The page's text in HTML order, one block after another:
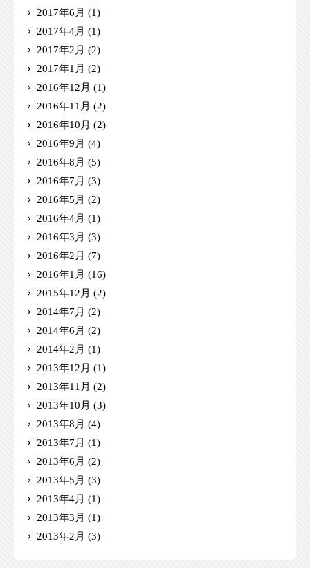
2017年6月 (1)
2017年4月 (1)
2017年2月 (2)
2017年1月 (2)
2016年12月 (1)
2016年11月 (2)
2016年10月 (2)
2016年9月 (4)
2016年8月 (5)
2016年7月 (3)
2016年5月 (2)
2016年4月 (1)
2016年3月 (3)
2016年2月 (7)
2016年1月 (16)
2015年12月 (2)
2014年7月 (2)
2014年6月 (2)
2014年2月 (1)
2013年12月 (1)
2013年11月 (2)
2013年10月 (3)
2013年8月 (4)
2013年7月 (1)
2013年6月 (2)
2013年5月 (3)
2013年4月 (1)
2013年3月 (1)
2013年2月 (3)